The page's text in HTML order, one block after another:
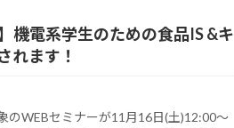
機電系学生のための食品IS &キ
れます！
のWEBセミナーが11月16日(土)12:00〜